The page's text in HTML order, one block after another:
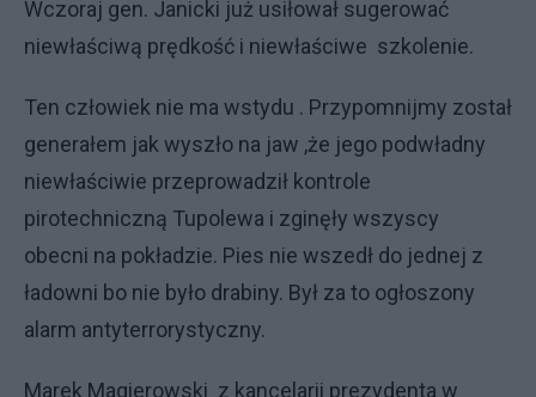
Wczoraj gen. Janicki już usiłował sugerować
niewłaściwą prędkość i niewłaściwe szkolenie.
Ten człowiek nie ma wstydu . Przypomnijmy został
generałem jak wyszło na jaw ,że jego podwładny
niewłaściwie przeprowadził kontrole
pirotechniczną Tupolewa i zginęły wszyscy
obecni na pokładzie. Pies nie wszedł do jednej z
ładowni bo nie było drabiny. Był za to ogłoszony
alarm antyterrorystyczny.
Marek Magierowski z kancelarii prezydenta w